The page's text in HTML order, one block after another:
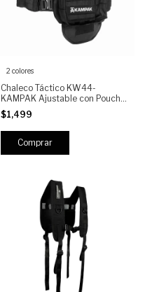
2 colores
Chaleco Táctico KW44-
KAMPAK Ajustable con Pouchs
Laterales, compartimentos
Multipropósito y liberación
rapida
$1,499
Comprar